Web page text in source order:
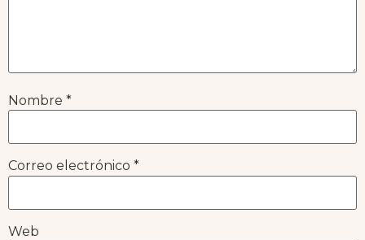
Nombre *
Correo electrónico *
Web